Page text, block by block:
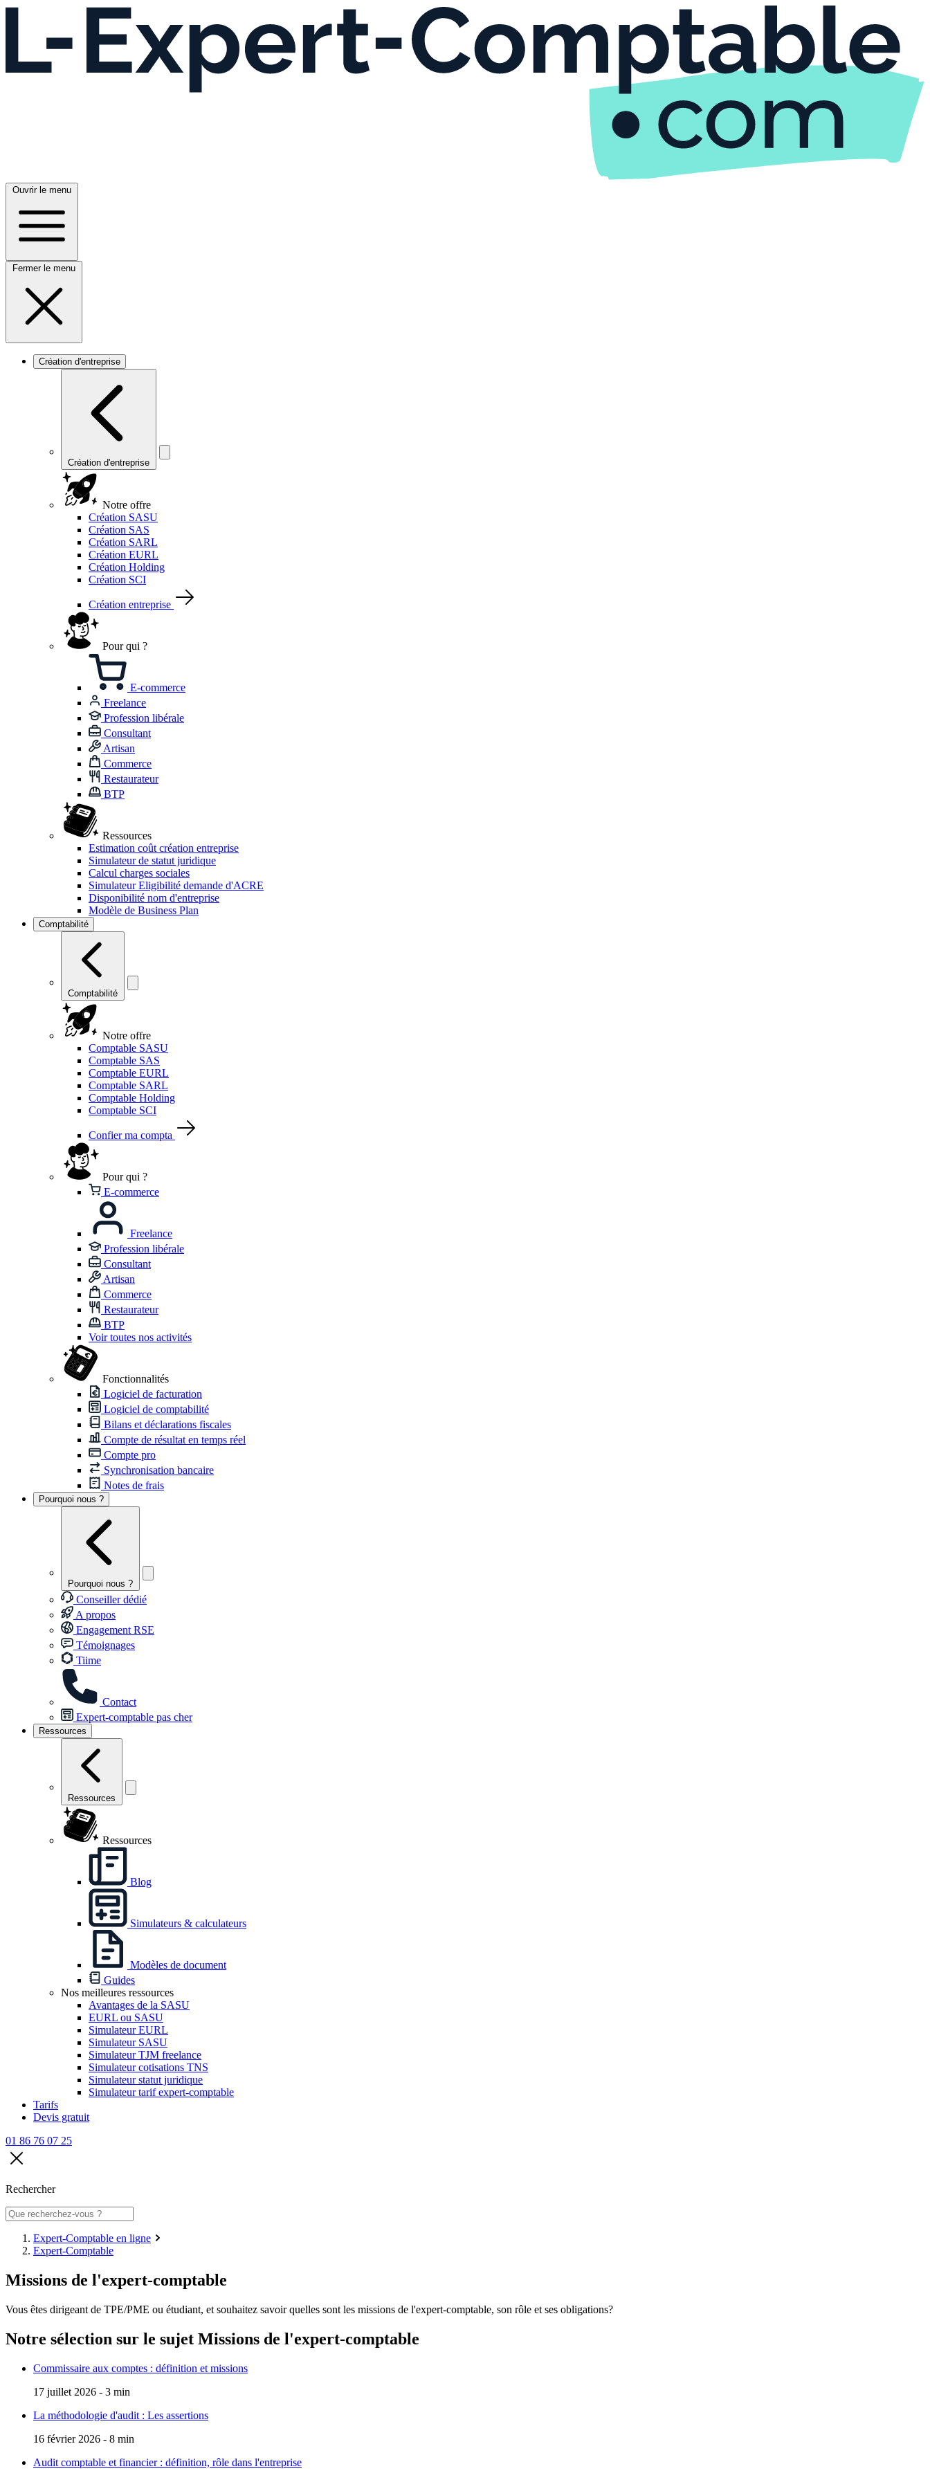
Ouvrir le menu
Fermer le menu
Création d'entreprise
Création d'entreprise
Notre offre
Création SASU
Création SAS
Création SARL
Création EURL
Création Holding
Création SCI
Création entreprise
Pour qui ?
E-commerce
Freelance
Profession libérale
Consultant
Artisan
Commerce
Restaurateur
BTP
Ressources
Estimation coût création entreprise
Simulateur de statut juridique
Calcul charges sociales
Simulateur Eligibilité demande d'ACRE
Disponibilité nom d'entreprise
Modèle de Business Plan
Comptabilité
Comptabilité
Notre offre
Comptable SASU
Comptable SAS
Comptable EURL
Comptable SARL
Comptable Holding
Comptable SCI
Confier ma compta
Pour qui ?
E-commerce
Freelance
Profession libérale
Consultant
Artisan
Commerce
Restaurateur
BTP
Voir toutes nos activités
Fonctionnalités
Logiciel de facturation
Logiciel de comptabilité
Bilans et déclarations fiscales
Compte de résultat en temps réel
Compte pro
Synchronisation bancaire
Notes de frais
Pourquoi nous ?
Pourquoi nous ?
Conseiller dédié
A propos
Engagement RSE
Témoignages
Tiime
Contact
Expert-comptable pas cher
Ressources
Ressources
Ressources
Blog
Simulateurs & calculateurs
Modèles de document
Guides
Nos meilleures ressources
Avantages de la SASU
EURL ou SASU
Simulateur EURL
Simulateur SASU
Simulateur TJM freelance
Simulateur cotisations TNS
Simulateur statut juridique
Simulateur tarif expert-comptable
Tarifs
Devis gratuit
01 86 76 07 25
Rechercher
Expert-Comptable en ligne
Expert-Comptable
Missions de l'expert-comptable
Vous êtes dirigeant de TPE/PME ou étudiant, et souhaitez savoir quelles sont les missions de l'expert-comptable, son rôle et ses obligations?
Notre sélection sur le sujet Missions de l'expert-comptable
Commissaire aux comptes : définition et missions
17 juillet 2026 - 3 min
La méthodologie d'audit : Les assertions
16 février 2026 - 8 min
Audit comptable et financier : définition, rôle dans l'entreprise